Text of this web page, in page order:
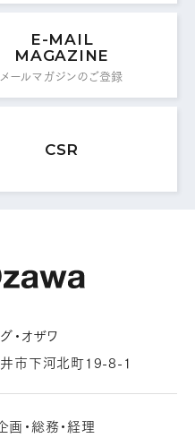
0890
87-0891
はこちら
E-MAIL
MAGAZINE
メールマガジンのご登録
CSR
・オザワ
市下河北町19-8-1
・総務・経理